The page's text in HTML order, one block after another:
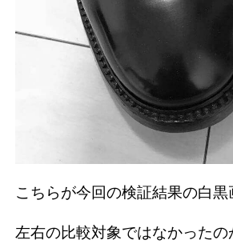
こちらが今回の検証結果の白黒
左右の比較対象ではなかった